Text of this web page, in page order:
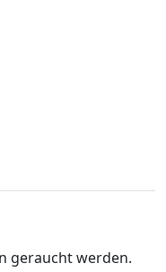
geraucht werden.